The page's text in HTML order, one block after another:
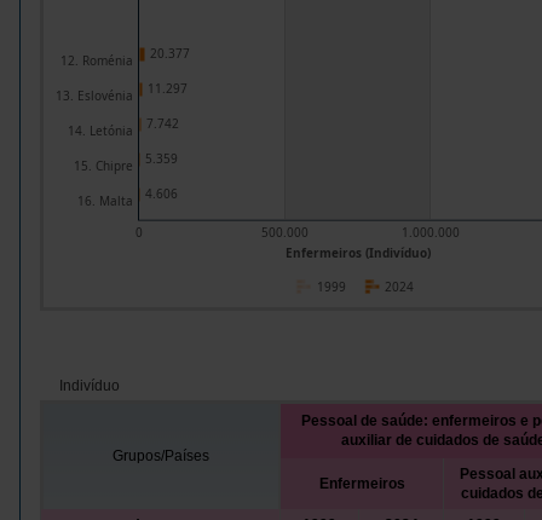
Enfermeiros (Indivíduo)
0 500.000 1.000.000
12. Roménia
13. Eslovénia
14. Letónia
15. Chipre
16. Malta
20.377
11.297
7.742
5.359
4.606
2024
1999
Indivíduo
Grupos/Países
Pessoal de saúde: enfermeiros e
auxiliar de cuidados de
Enfermeiros
Pessoal
cuidados